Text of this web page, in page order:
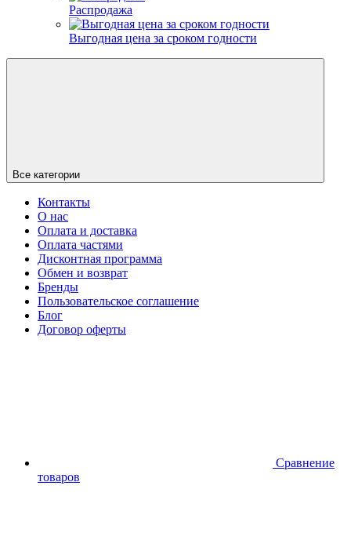
Распродажа
Выгодная цена за сроком годности
Все категории
Контакты
О нас
Оплата и доставка
Оплата частями
Дисконтная программа
Обмен и возврат
Бренды
Пользовательское соглашение
Блог
Договор оферты
Сравнение
товаров